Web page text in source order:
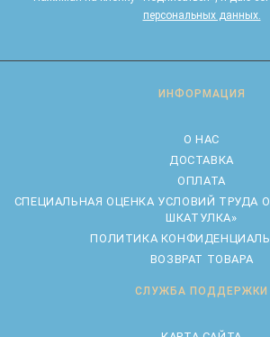
персональных данных.
ИНФОРМАЦИЯ
О НАС
ДОСТАВКА
ОПЛАТА
CПЕЦИАЛЬНАЯ ОЦЕНКА УСЛОВИЙ ТРУДА
ШКАТУЛКА»
ПОЛИТИКА
ВОЗВРАТ ТОВАРА
СЛУЖБА ПОДДЕРЖКИ